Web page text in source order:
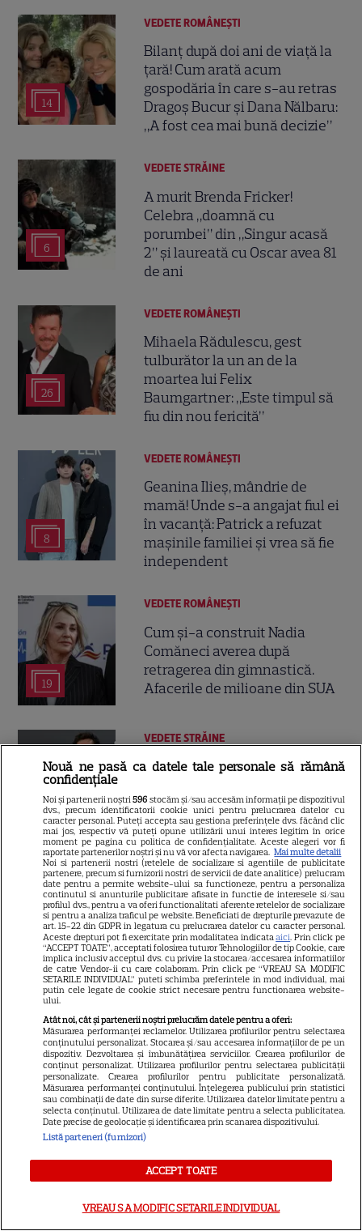
14
VEDETE ROMÂNEŞTI
Bilanț după doi ani de viață la
țară! Cum arată acum
gospodăria în care s-au retras
Dragoș Bucur și Dana Nălbaru:
„A fost cea mai bună decizie”
6
VEDETE STRĂINE
A murit Brenda Fricker!
Celebra „doamnă cu
porumbei” din „Singur acasă
2” și laureată cu Oscar avea 81
de ani
26
VEDETE ROMÂNEŞTI
Mihaela Rădulescu, gest
tulburător la un an de la
moartea lui Felix
Baumgartner: „Este timpul să
fiu din nou fericită”
8
VEDETE ROMÂNEŞTI
Geanina Ilieș, mândrie de
mamă! Unde s-a angajat fiul ei
în vacanță: Patrick a refuzat
mașinile familiei și vrea să fie
independent
19
VEDETE ROMÂNEŞTI
Cum și-a construit Nadia
Comăneci averea după
retragerea din gimnastică.
Afacerile de milioane din SUA
VEDETE STRĂINE
Penélope Cruz rupe tăcerea
Bardem: „Încă mai învăț lucruri
despre el”
7
VEDETE ROMÂNEŞTI
De ce a suferit Adela Popescu
de depresie. Care a fost
detaliul care a salvat-o în
perioada telenovelelor
Lasă-ne emailul tău ca să-ți trimitem zilnic
cele mai importante articole scrise de
jurnaliștiiTVMANIA
Abonează-te
Nouă ne pasă ca datele tale personale să rămână
confidențiale
Noi și partenerii noștri596 stocăm și/sau accesăm informații pe dispozitivul
dvs., precum identificatorii cookie unici pentru prelucrarea datelor cu
caracter personal. Puteți accepta sau gestiona preferințele dvs. făcând clic
mai jos, respectiv vă puteți opune utilizării unui interes legitim în orice
moment pe pagina cu politica de confidențialitate. Aceste alegeri vor fi
raportate partenerilor noștri și nu vă vor afecta navigarea. Mai multe detalii
Noi si partenerii nostri (retelele de socializare si agentiile de publicitate
partenere, precum si furnizorii nostri de servicii de date analitice) prelucram
date pentru a permite website-ului sa functioneze, pentru a personaliza
continutul si anunturile publicitare afisate in functie de interesele si/sau
profilul dvs., pentru a va oferi functionalitati aferente retelelor de socializare
si pentru a analiza traficul pe website. Beneficiati de drepturile prevazute de
art. 15-22 din GDPR in legatura cu prelucrarea datelor cu caracter personal.
Aceste drepturi pot fi exercitate prin modalitatea indicataaici. Prin click pe
“ACCEPT TOATE”, acceptati folosirea tuturor Tehnologiilor de tip Cookie, care
implica inclusiv acceptul dvs. cu privire la stocarea/accesarea informatiilor
de catre Vendor-ii cu care colaboram. Prin click pe “VREAU SA MODIFIC
SETARILE INDIVIDUAL” puteti schimba preferintele in mod individual, mai
putin cele legate de cookie strict necesare pentru functionarea website-
ului.
Atât noi, cât și partenerii noștri prelucrăm datele pentru a oferi:
Măsurarea performanței reclamelor. Utilizarea profilurilor pentru selectarea
conținutului personalizat. Stocarea și/sau accesarea informațiilor de pe un
dispozitiv. Dezvoltarea și îmbunătățirea serviciilor. Crearea profilurilor de
conținut personalizat. Utilizarea profilurilor pentru selectarea publicității
personalizate. Crearea profilurilor pentru publicitate personalizată.
Măsurarea performanței conținutului. Înțelegerea publicului prin statistici
sau combinații de date din surse diferite. Utilizarea datelor limitate pentru a
selecta conținutul. Utilizarea de date limitate pentru a selecta publicitatea.
Date precise de geolocație și identificarea prin scanarea dispozitivului.
Listă parteneri (furnizori)
ACCEPT TOATE
VREAU SA MODIFIC SETARILE INDIVIDUAL